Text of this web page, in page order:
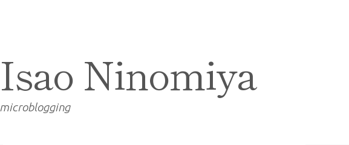
Isao Ninomiya
microblogging